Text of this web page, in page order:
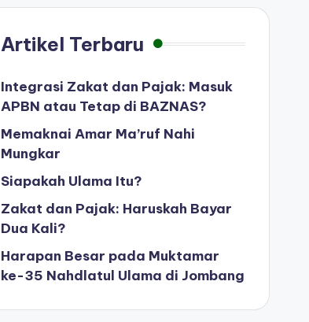
Artikel Terbaru
Integrasi Zakat dan Pajak: Masuk
APBN atau Tetap di BAZNAS?
Memaknai Amar Ma’ruf Nahi
Mungkar
Siapakah Ulama Itu?
Zakat dan Pajak: Haruskah Bayar
Dua Kali?
Harapan Besar pada Muktamar
ke-35 Nahdlatul Ulama di Jombang